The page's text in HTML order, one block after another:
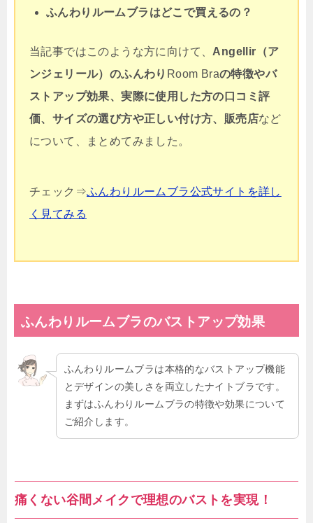
ふんわりルームブラはどこで買えるの？
当記事ではこのような方に向けて、 Angellir（ア
ンジェリール）のふんわり Room Braの特徴やバ
ストアップ効果、実際に使用した方の口コミ評
価、サイズの選び方や正しい付け方、販売店など
について、まとめてみました。
チェック⇒ふんわりルームブラ公式サイトを詳し
く見てみる
ふんわりルームブラのバストアップ効果
ふんわりルームブラは本格的なバストアップ機能
とデザインの美しさを両立したナイトブラです。
まずはふんわりルームブラの特徴や効果について
ご紹介します。
痛くない谷間メイクで理想のバストを実現！